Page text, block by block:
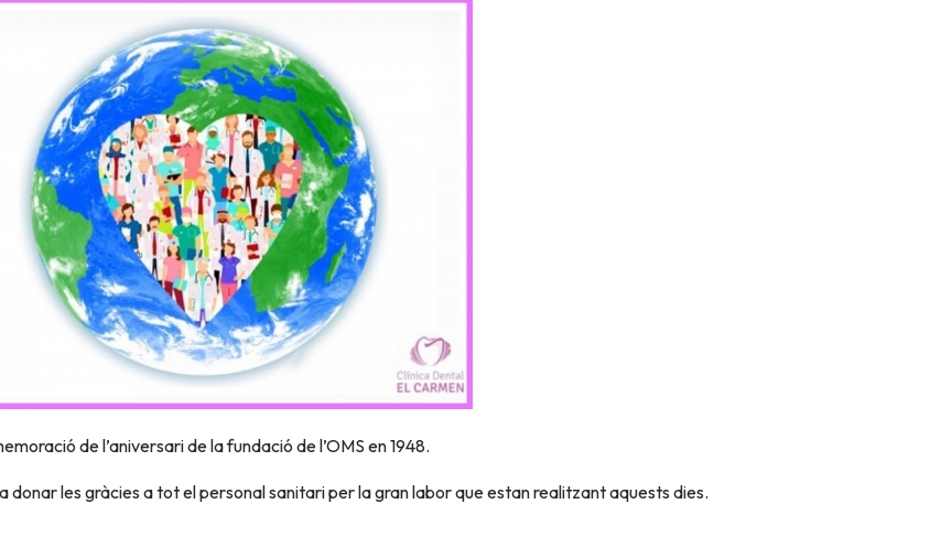
de l’aniversari de la fundació de l’OMS en 1948.
donar les gràcies a tot el personal sanitari per la gran labor que estan realitzant aquests dies.